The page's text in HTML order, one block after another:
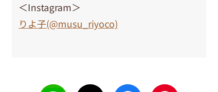
＜Instagram＞
りよ子(@musu_riyoco)